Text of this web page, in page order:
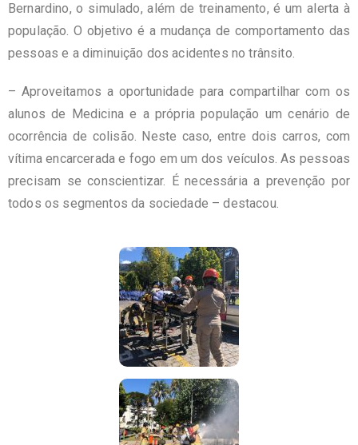
Bernardino, o simulado, além de treinamento, é um alerta à
população. O objetivo é a mudança de comportamento das
pessoas e a diminuição dos acidentes no trânsito.
– Aproveitamos a oportunidade para compartilhar com os
alunos de Medicina e a própria população um cenário de
ocorrência de colisão. Neste caso, entre dois carros, com
vítima encarcerada e fogo em um dos veículos. As pessoas
precisam se conscientizar. É necessária a prevenção por
todos os segmentos da sociedade – destacou.